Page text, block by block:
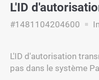
L'ID
#1481104204600
L'ID d'autorisation
pas dans le système